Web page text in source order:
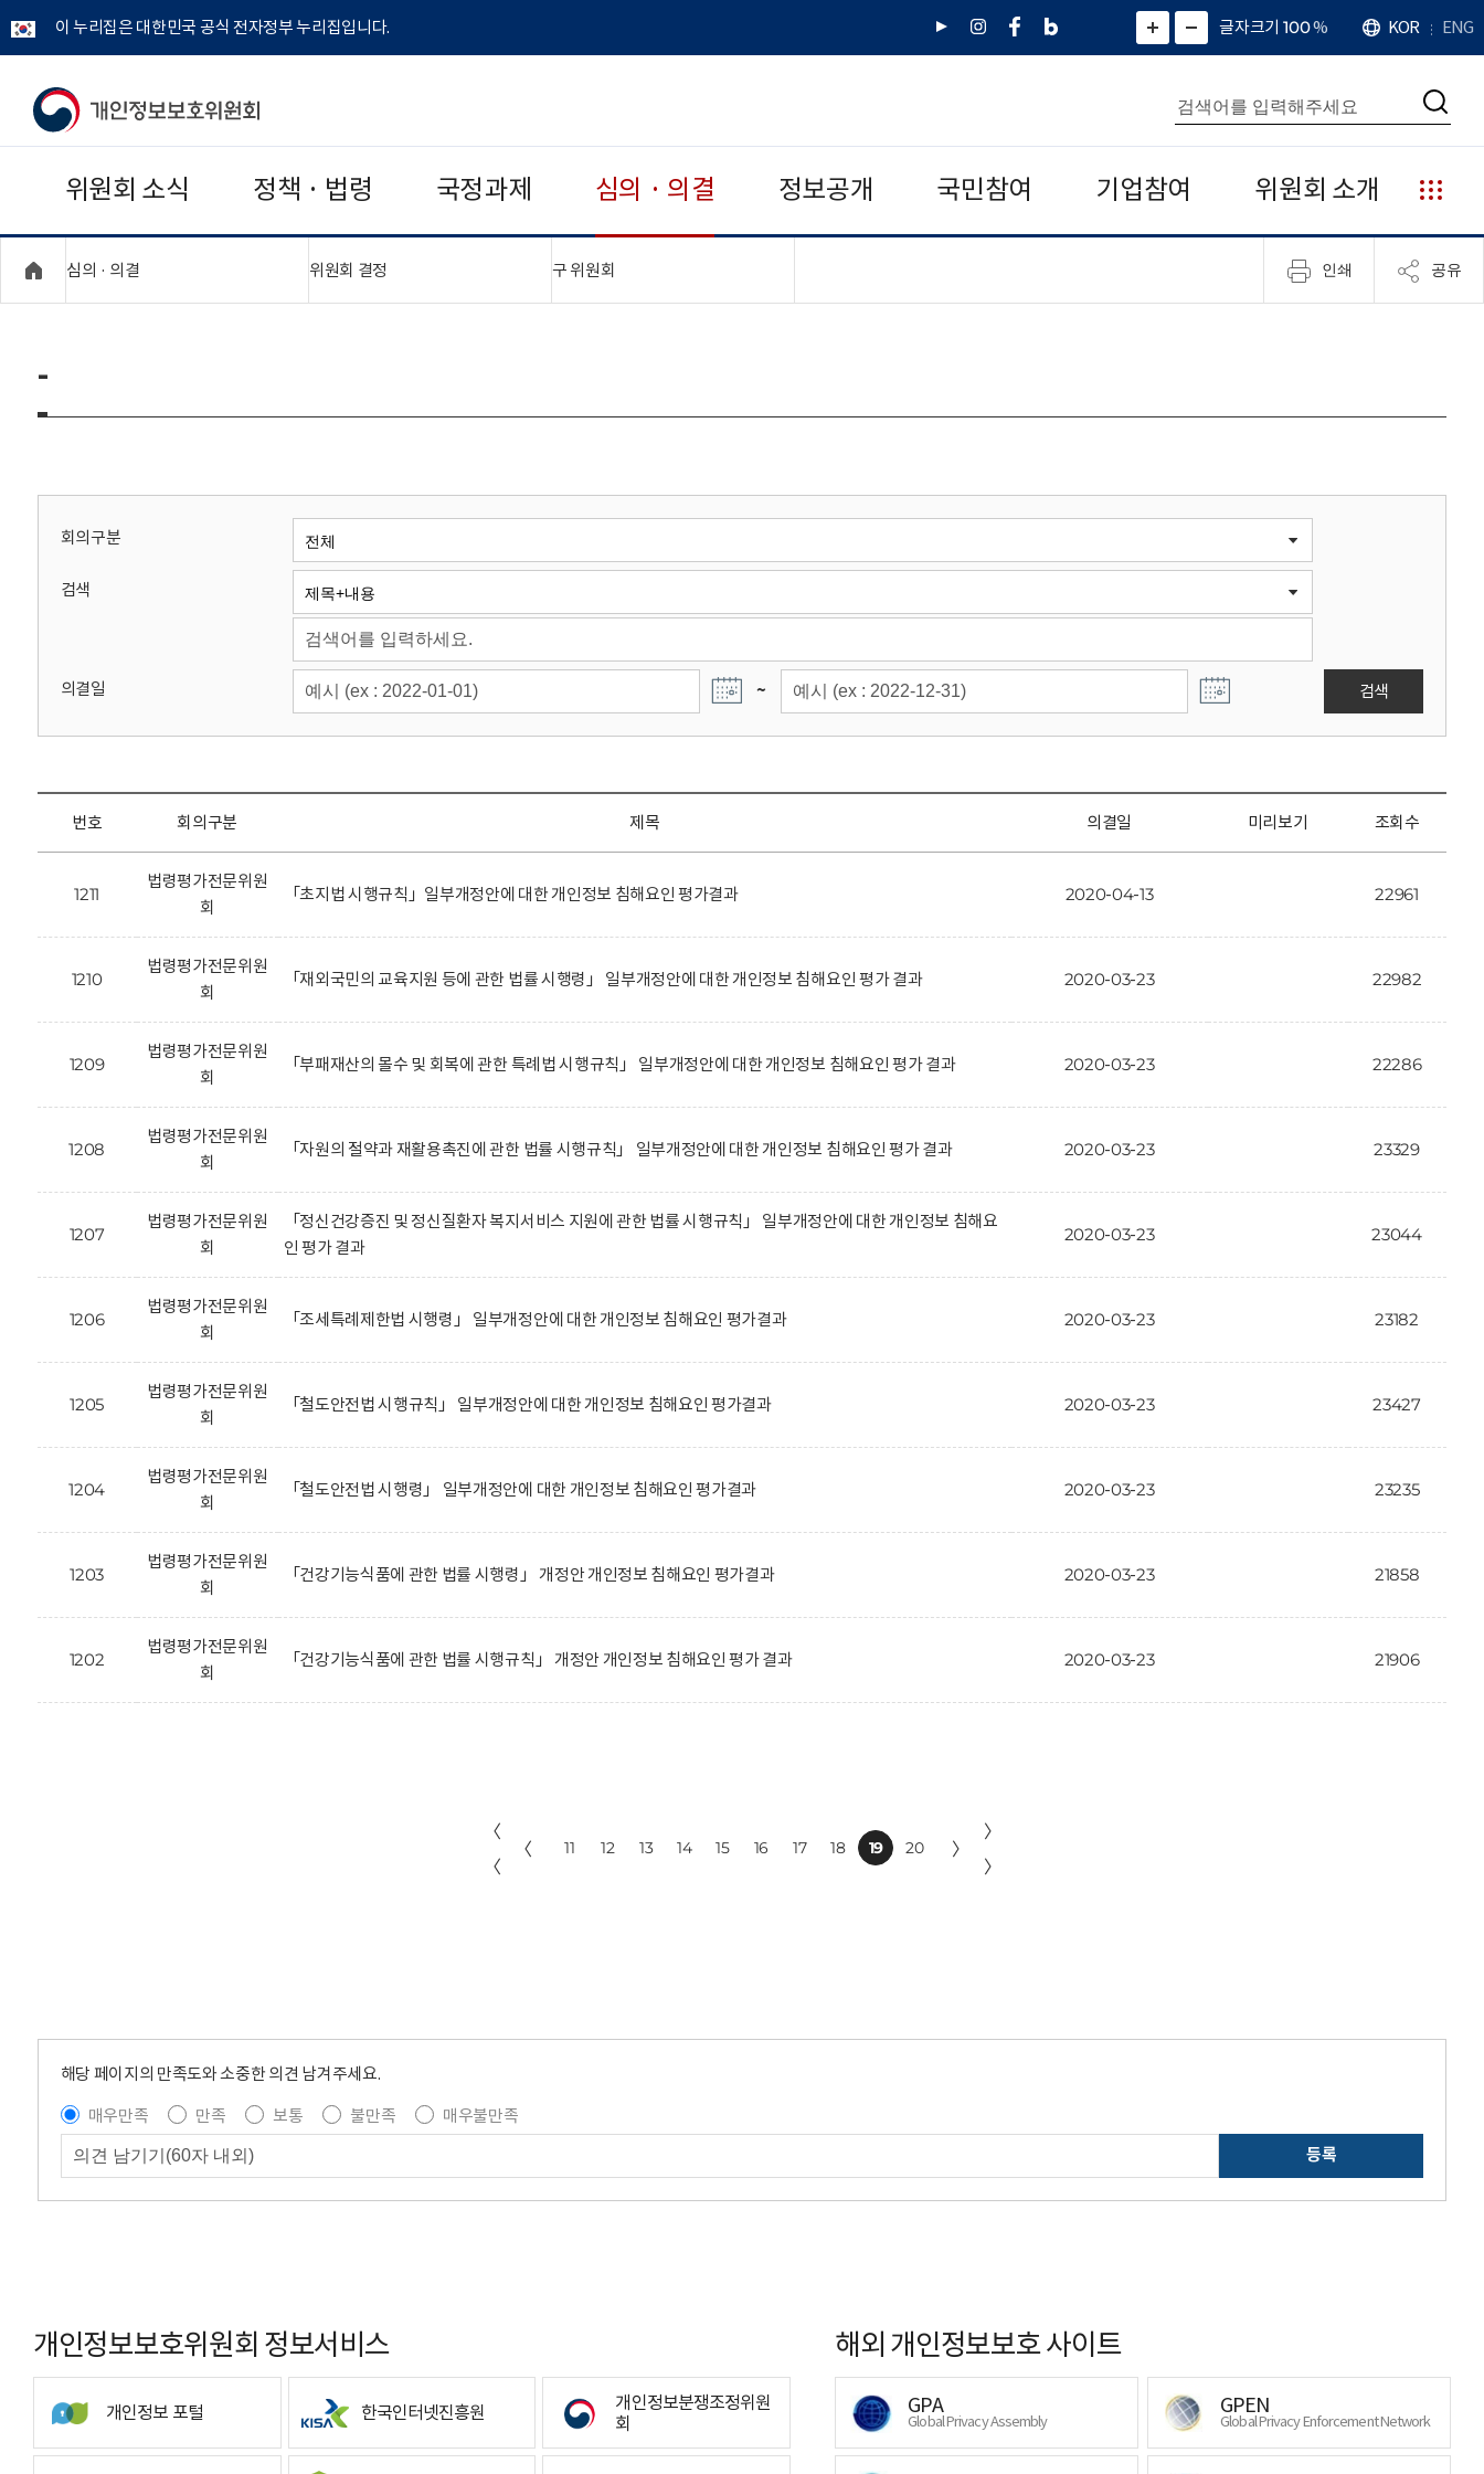
이 누리집은 대한민국 공식 전자정부 누리집입니다.
유
인
페
네
그
)
화
면
면
소
확
대
치
글자크기 100%
언
어
KOR ENG
개
보
보
위
회
통
합
검
색
검
위원회 소식 정책 · 법령 국정과제 심의 · 의결 정보공개 국민참여 기업참여 위원회 소개
누
리
집
안
심의 · 의결 위원회 결정 구 위원회 인쇄 공유
-
회의구분
검색
의결일 ~ 검색
번호 회의구분 제목 의결일 미리보기 조회수
1211
법령평가전문위원
회
「초지법 시행규칙」일부개정안에 대한 개인정보 침해요인 평가결과 2020-04-13 22961
1210
법령평가전문위원
회
「재외국민의 교육지원 등에 관한 법률 시행령」 일부개정안에 대한 개인정보 침해요인 평가 결과 2020-03-23 22982
1209
법령평가전문위원
회
「부패재산의 몰수 및 회복에 관한 특례법 시행규칙」 일부개정안에 대한 개인정보 침해요인 평가 결과 2020-03-23 22286
1208
법령평가전문위원
회
「자원의 절약과 재활용촉진에 관한 법률 시행규칙」 일부개정안에 대한 개인정보 침해요인 평가 결과 2020-03-23 23329
1207
법령평가전문위원
회
「정신건강증진 및 정신질환자 복지서비스 지원에 관한 법률 시행규칙」 일부개정안에 대한 개인정보 침해요
인 평가 결과
2020-03-23 23044
1206
법령평가전문위원
회
「조세특례제한법 시행령」 일부개정안에 대한 개인정보 침해요인 평가결과 2020-03-23 23182
1205
법령평가전문위원
회
「철도안전법 시행규칙」 일부개정안에 대한 개인정보 침해요인 평가결과 2020-03-23 23427
1204
법령평가전문위원
회
「철도안전법 시행령」 일부개정안에 대한 개인정보 침해요인 평가결과 2020-03-23 23235
1203
법령평가전문위원
회
「건강기능식품에 관한 법률 시행령」 개정안 개인정보 침해요인 평가결과 2020-03-23 21858
1202
법령평가전문위원
회
「건강기능식품에 관한 법률 시행규칙」 개정안 개인정보 침해요인 평가 결과 2020-03-23 21906
〈
〈
〈 11 12 13 14 15 16 17 18 19 20 〉
〉
〉
해당 페이지의 만족도와 소중한 의견 남겨주세요.
매우만족
만족 보통 불만족
매우불만족
등록
개인정보보호위원회 정보서비스
개인정보 포털 한국인터넷진흥원
개인정보분쟁조정위원
회
해외 개인정보보호 사이트
GPA
Global Privacy Assembly
GPEN
Global Privacy Enforcement Network